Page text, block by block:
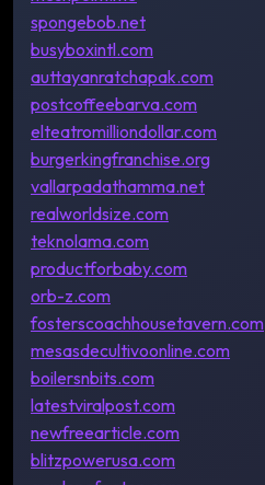
spongebob.net
busyboxintl.com
auttayanratchapak.com
postcoffeebarva.com
elteatromilliondollar.com
burgerkingfranchise.org
vallarpadathamma.net
realworldsize.com
teknolama.com
productforbaby.com
orb-z.com
fosterscoachhousetavern.com
mesasdecultivoonline.com
boilersnbits.com
latestviralpost.com
newfreearticle.com
blitzpowerusa.com